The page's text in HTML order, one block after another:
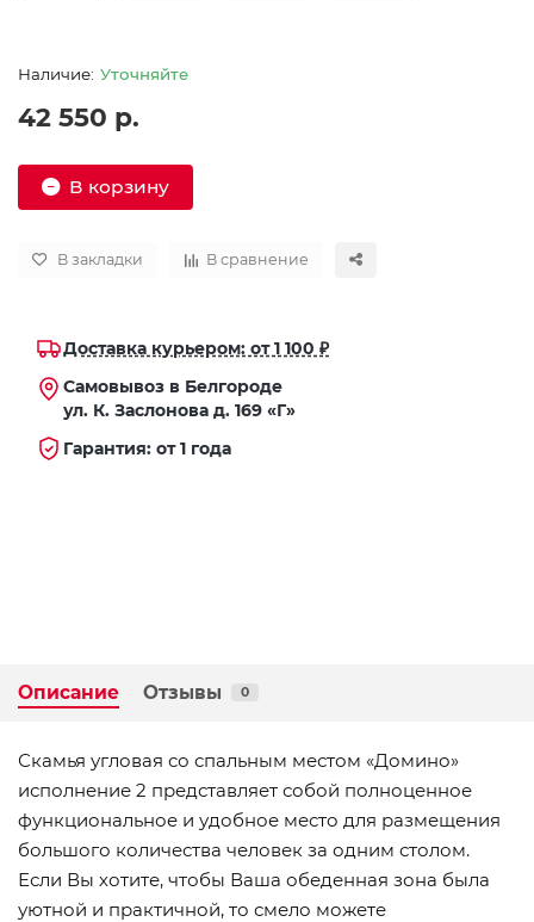
Уточняйте
42 550 р.
В корзину
В закладки В сравнение
Доставка курьером: от 1 100 ₽
Самовывоз в Белгороде
ул. К. Заслонова д. 169 «Г»
Гарантия: от 1 года
Описание Отзывы 0
Скамья угловая со спальным местом «Домино»
исполнение 2 представляет собой полноценное
функциональное и удобное место для размещения
большого количества человек за одним столом.
Если Вы хотите, чтобы Ваша обеденная зона была
уютной и практичной, то смело можете